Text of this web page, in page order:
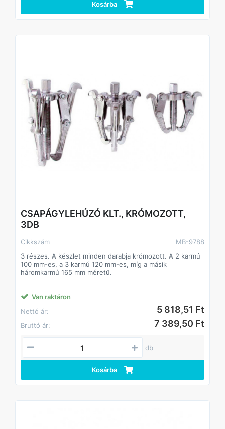
Nagy (400mm) befogási tartomány, ideális nagyobb
Professzionális és hobbi asztalosmunkákhoz egyaránt
Technikai adatok
Típus: „F” szorító
Anyaga: Öntöttvas váz
Markolat: TPR (ergonomikus, csúszásmentes)
Méret: 80x400mm
Tanúsítvány: TÜV/GS
Csomagolás: Akasztókártya (Hangtag)
Kosárba
CSAPÁGYLEHÚZÓ KLT., KRÓMOZOTT,
3DB
Cikkszám
MB-9788
3 részes. A készlet minden darabja krómozott. A 2 karmú
100 mm-es, a 3 karmú 120 mm-es, míg a másik
háromkarmú 165 mm méretű.
Van raktáron
Nettó ár:
5 818,51 Ft
Bruttó ár: 7 389,50 Ft
db
Kosárba